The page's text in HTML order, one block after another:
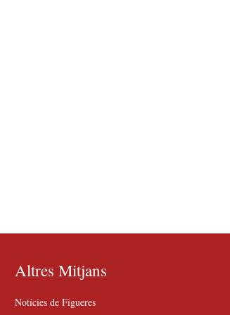
Altres Mitjans
Notícies de Figueres